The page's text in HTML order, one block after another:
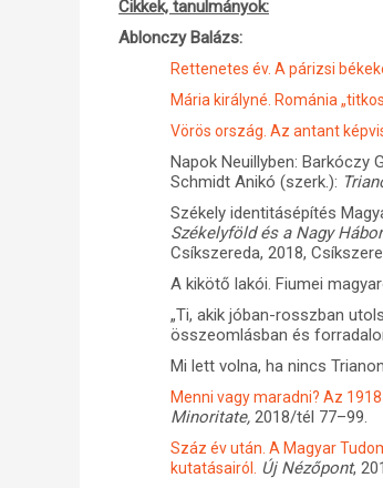
Cikkek, tanulmányok:
Ablonczy Balázs:
Rettenetes év. A párizsi
Mária királyné. Románia
Vörös ország. Az antant
Napok Neuillyben: Barkóczy
Schmidt Anikó (szerk.):
Székely identitásépítés
Székelyföld és a Nagy
Csíkszereda, 2018,
A kikötő lakói. Fiumei
„Ti, akik jóban-rosszban
összeomlásban és
Mi lett volna, ha nincs
Menni vagy maradni? Az
Minoritate, 2018/tél 77–99.
Száz év után. A Magyar
kutatásairól.
Új Nézőpont,